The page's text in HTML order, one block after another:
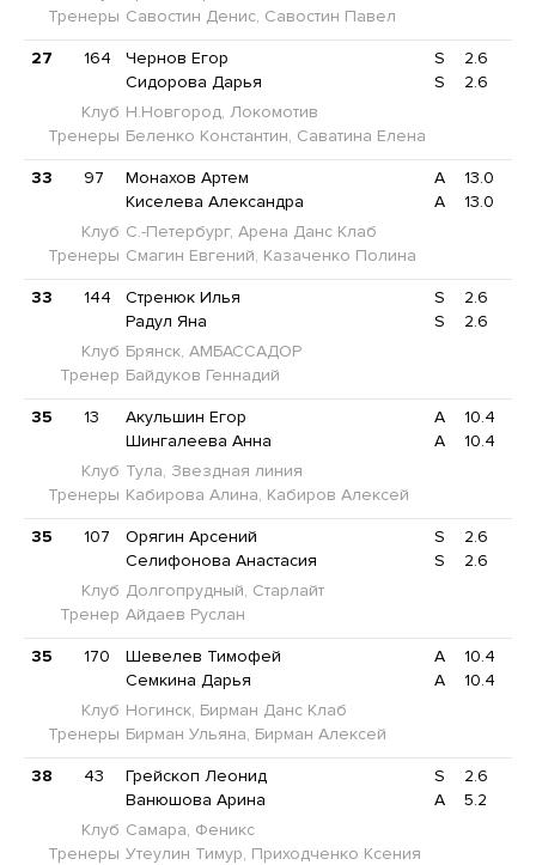
Тренеры Савостин Денис, Савостин Павел
27 164 Чернов Егор S
2.6
Сидорова Дарья
S
2.6
Клуб Н.Новгород, Локомотив
Тренеры Беленко Константин, Саватина Елена
33 97 Монахов Артем A
13.0
Киселева Александра
A
13.0
Клуб С.-Петербург, Арена Данс Клаб
Тренеры Смагин Евгений, Казаченко Полина
33 144 Стренюк Илья S
2.6
Радул Яна
S
2.6
Клуб Брянск, АМБАССАДОР
Тренер Байдуков Геннадий
35 13 Акульшин Егор A
10.4
Шингалеева Анна
A
10.4
Клуб Тула, Звездная линия
Тренеры Кабирова Алина, Кабиров Алексей
35 107 Орягин Арсений S
2.6
Селифонова Анастасия
S
2.6
Клуб Долгопрудный, Старлайт
Тренер Айдаев Руслан
35 170 Шевелев Тимофей A
10.4
Семкина Дарья
A
10.4
Клуб Ногинск, Бирман Данс Клаб
Тренеры Бирман Ульяна, Бирман Алексей
38 43 Грейскоп Леонид S
2.6
Ванюшова Арина
A
5.2
Клуб Самара, Феникс
Тренеры Утеулин Тимур, Приходченко Ксения